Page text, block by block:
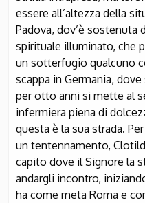
essere all’altezza della
Padova, dov’è sostenuta
spirituale illuminato, che
un sotterfugio qualcuno
scappa in Germania,
per otto anni si mette al
infermiera piena di
questa è la sua strada.
un tentennamento,
capito dove il Signore la
andargli incontro,
ha come meta Roma e